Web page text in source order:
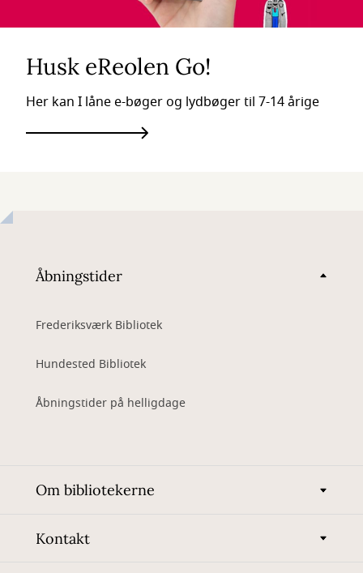
Husk eReolen Go!
Her kan I låne e-bøger og lydbøger til 7-14 årige
Åbningstider
Frederiksværk Bibliotek
Hundested Bibliotek
Åbningstider på helligdage
Om bibliotekerne
Kontakt